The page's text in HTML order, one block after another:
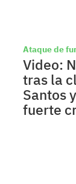
Ataque de
Video:
tras la
Santos
fuerte